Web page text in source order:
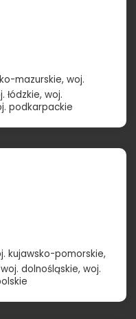
mazurskie, woj.
łódzkie, woj.
podkarpackie
kujawsko-pomorskie,
dolnośląskie, woj.